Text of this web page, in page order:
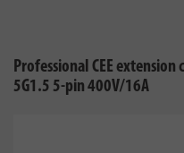
Professional CEE extension
5G1.5 5-pin 400V/16A